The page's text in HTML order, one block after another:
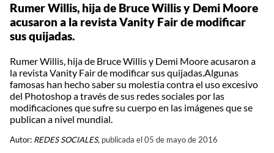
Rumer Willis, hija de Bruce Willis y Demi Moore
acusaron a la revista Vanity Fair de modificar
sus quijadas.
Rumer Willis, hija de Bruce Willis y Demi Moore acusaron a
la revista Vanity Fair de modificar sus quijadas.Algunas
famosas han hecho saber su molestia contra el uso excesivo
del Photoshop a través de sus redes sociales por las
modificaciones que sufre su cuerpo en las imágenes que se
publican a nivel mundial.
Autor: REDES SOCIALES, publicada el 05 de mayo de 2016